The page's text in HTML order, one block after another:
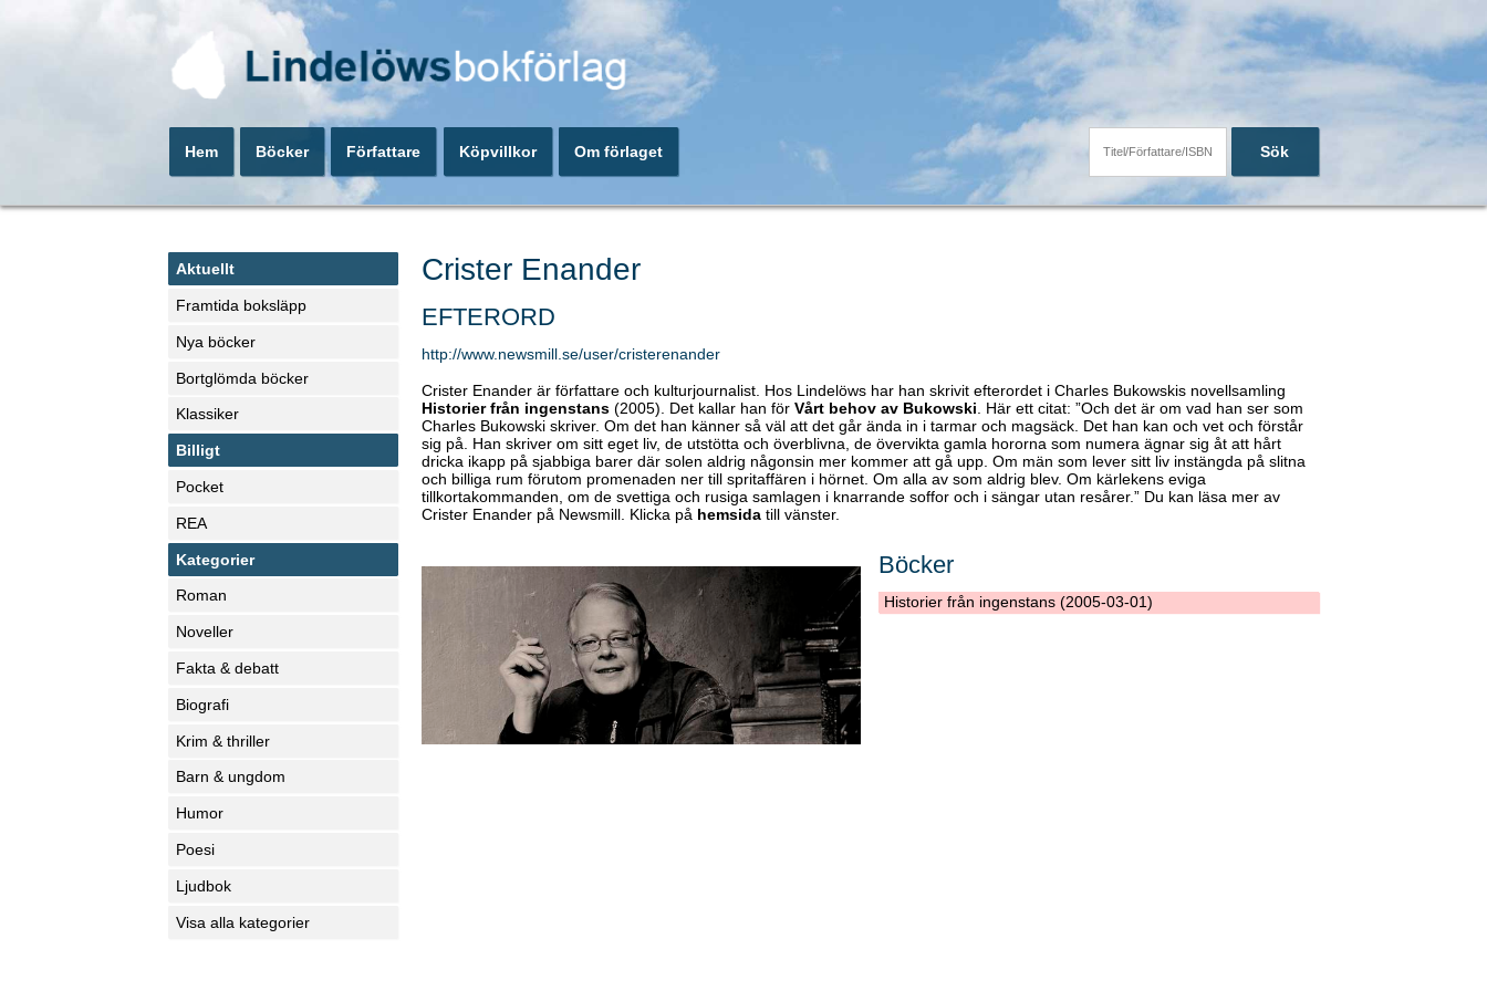
Hem Böcker Författare Köpvillkor Om förlaget Sök
Aktuellt
Framtida boksläpp
Nya böcker
Bortglömda böcker
Klassiker
Billigt
Pocket
REA
Kategorier
Roman
Noveller
Fakta & debatt
Biografi
Krim & thriller
Barn & ungdom
Humor
Poesi
Ljudbok
Visa alla kategorier
Crister Enander
EFTERORD
http://www.newsmill.se/user/cristerenander
Crister Enander är författare och kulturjournalist. Hos Lindelöws har han skrivit efterordet i Charles Bukowskis novellsamling
Historier från ingenstans(2005). Det kallar han för Vårt behov av Bukowski . Här ett citat: ”Och det är om vad han ser som
Charles Bukowski skriver. Om det han känner så väl att det går ända in i tarmar och magsäck. Det han kan och vet och förstår
sig på. Han skriver om sitt eget liv, de utstötta och överblivna, de övervikta gamla hororna som numera ägnar sig åt att hårt
dricka ikapp på sjabbiga barer där solen aldrig någonsin mer kommer att gå upp. Om män som lever sitt liv instängda på slitna
och billiga rum förutom promenaden ner till spritaffären i hörnet. Om alla av som aldrig blev. Om kärlekens eviga
tillkortakommanden, om de svettiga och rusiga samlagen i knarrande soffor och i sängar utan resårer.” Du kan läsa mer av
Crister Enander på Newsmill. Klicka på hemsidatill vänster.
Böcker
Historier från ingenstans (2005-03-01)